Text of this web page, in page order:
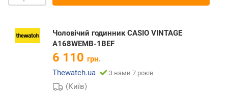
Чоловічий годинник CASIO VINTAGE
A168WEMB-1BEF
6 110 грн.
Thewatch.ua
З нами 7 років
(Київ)